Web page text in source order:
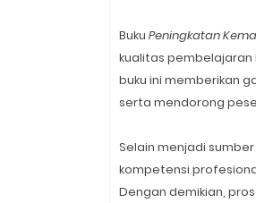
Buku Peningkatan
kualitas pembelajaran
buku ini memberikan
serta mendorong
Selain menjadi
kompetensi
Dengan demikian,